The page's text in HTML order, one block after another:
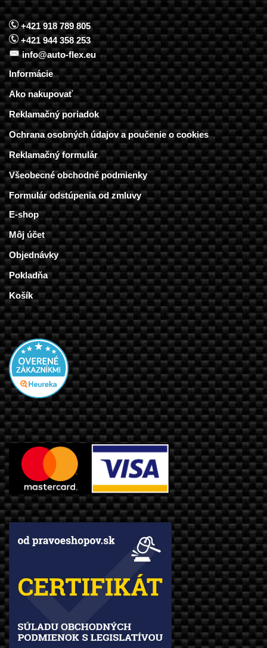
+421 918 789 805
+421 944 358 253
info@auto-flex.eu
Informácie
Ako nakupovať
Reklamačný poriadok
Ochrana osobných údajov a poučenie o cookies
Reklamačný formulár
Všeobecné obchodné podmienky
Formulár odstúpenia od zmluvy
E-shop
Môj účet
Objednávky
Pokladňa
Košík